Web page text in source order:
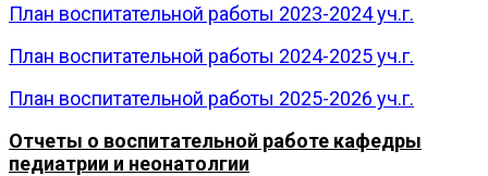
План воспитательной работы 2023-2024 уч.г.
План воспитательной работы 2024-2025 уч.г.
План воспитательной работы 2025-2026 уч.г.
Отчеты о воспитательной работе кафедры
педиатрии и неонатолгии